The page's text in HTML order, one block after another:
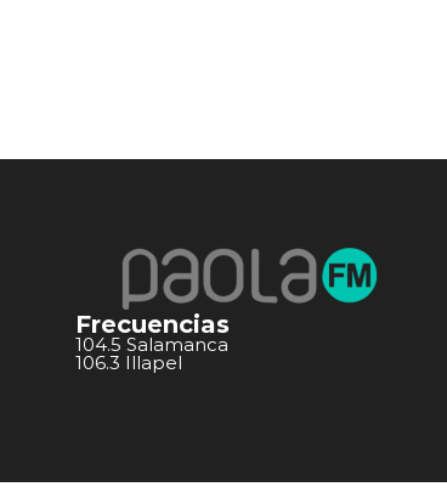
Frecuencias
104.5 Salamanca
106.3 Illapel